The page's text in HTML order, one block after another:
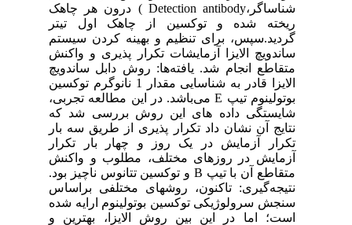
شناساگر،Detection antibody ) درون هر چاهک
ریخته شده و توکسین از چاهک اول تیتر
گردید.سپس، برای تنظیم و بهینه کردن سیستم
ساندویچ الایزا آزمایشات تکرار پذیری و واکنش
متقاطع انجام شد. یافته‌ها: روش دابل ساندویچ
الایزا قادر به شناسایی مقدار 1 نانوگرم توکسین
بوتولینوم تیپ E می‌باشد. در این مطالعه تجربی،
شایستگی داده های این روش بررسی شد که
نتایج آن نشان داد تکرار پذیری از طریق سه بار
تکرار آزمایش در یک روز و چهار بار تکرار
آزمایش در روزهای مختلف، مطلوب و واکنش
متقاطع آن با تیپ B و توکسین تتانوس ناچیز بود.
نتیجه‌گیری: تاکنون، روشهای مختلفی براساس
سنجش سرولوژیکی توکسین بوتولینوم ارایه شده
است؛ اما در این بین روش الایزا، بهترین و